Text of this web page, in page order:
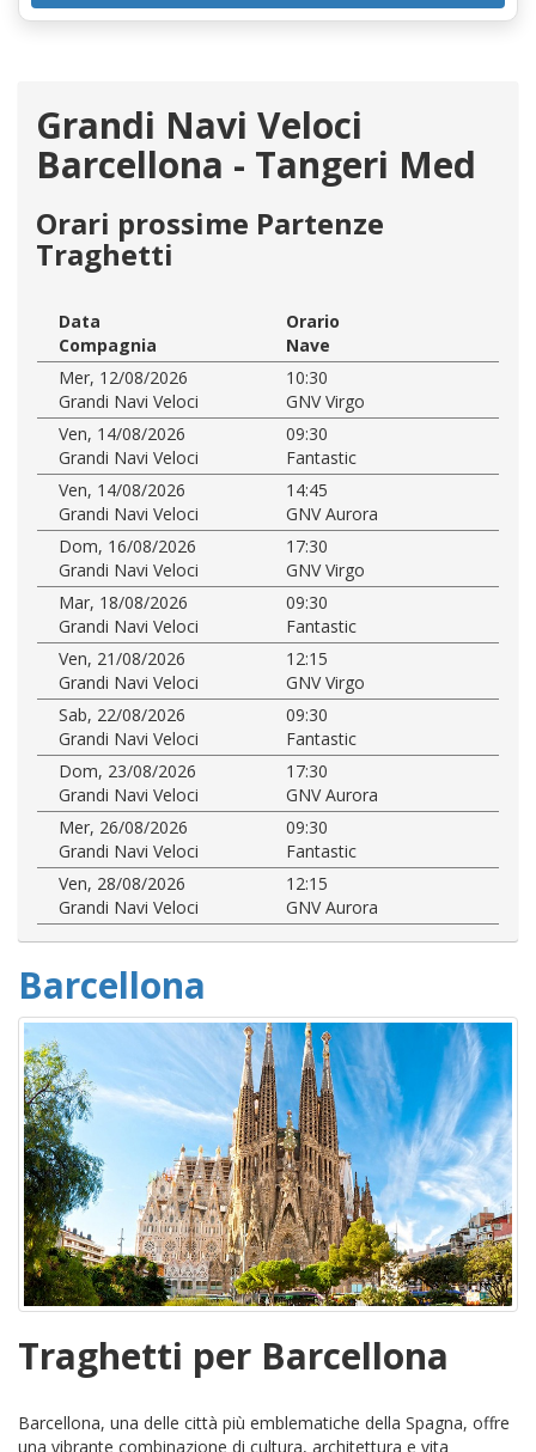
Grandi Navi Veloci
Barcellona - Tangeri Med
Orari prossime Partenze
Traghetti
Data
Orario
Compagnia
Nave
Mer, 12/08/2026
10:30
Grandi Navi Veloci
GNV Virgo
Ven, 14/08/2026
09:30
Grandi Navi Veloci
Fantastic
Ven, 14/08/2026
14:45
Grandi Navi Veloci
GNV Aurora
Dom, 16/08/2026
17:30
Grandi Navi Veloci
GNV Virgo
Mar, 18/08/2026
09:30
Grandi Navi Veloci
Fantastic
Ven, 21/08/2026
12:15
Grandi Navi Veloci
GNV Virgo
Sab, 22/08/2026
09:30
Grandi Navi Veloci
Fantastic
Dom, 23/08/2026
17:30
Grandi Navi Veloci
GNV Aurora
Mer, 26/08/2026
09:30
Grandi Navi Veloci
Fantastic
Ven, 28/08/2026
12:15
Grandi Navi Veloci
GNV Aurora
Barcellona
Traghetti per Barcellona
Barcellona, una delle città più emblematiche della Spagna, offre
una vibrante combinazione di cultura, architettura e vita